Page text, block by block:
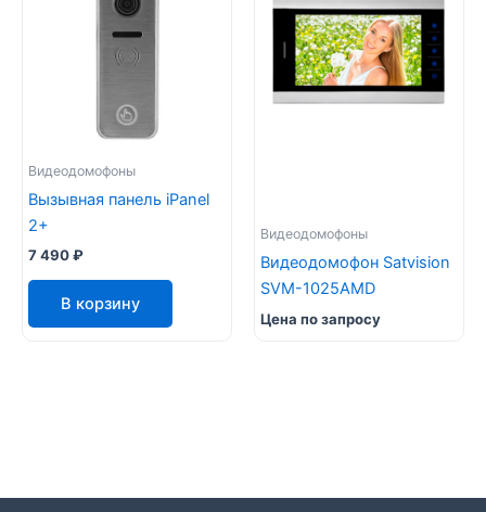
Видеодомофоны
Вызывная панель iPanel
2+
7 490₽
В корзину
Видеодомофоны
Видеодомофон Satvision
SVM-1025AMD
Цена по запросу